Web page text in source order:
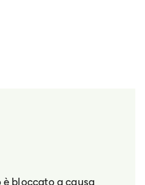
bloccato a causa